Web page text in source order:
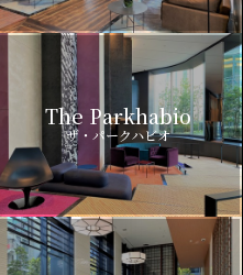
The Parkhabio
ザ・パークハビオ